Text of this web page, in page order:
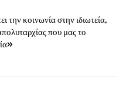
την κοινωνία στην ιδιωτεία,
που μας το